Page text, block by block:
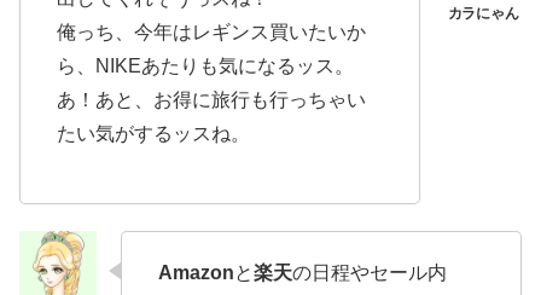
俺っち、今年はレギンス買いたいか
ら、NIKEあたりも気になるッス。
あ！あと、お得に旅行も行っちゃい
たい気がするッスね。
Amazonと楽天の日程やセール内